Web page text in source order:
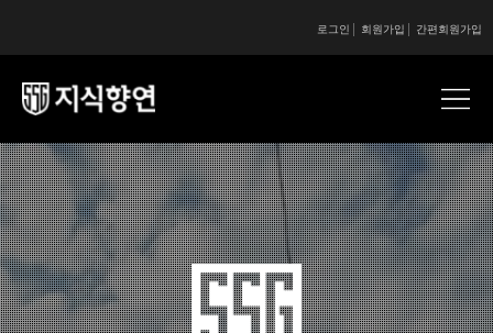
간편회원가입
회원가입
로그인
콘텐츠 시작